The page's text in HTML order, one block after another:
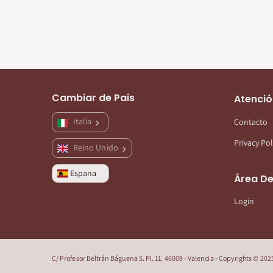
Cambiar de Pais
Italia
Reino Unido
Espana
Contacto
Privacy
Área
Login
C/ Profesor Beltrán Báguena 5. Pl. 11. 46009 - Valencia - Copyrights ©